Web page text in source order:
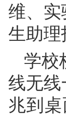
维、实
生助理
学校
线无线
兆到